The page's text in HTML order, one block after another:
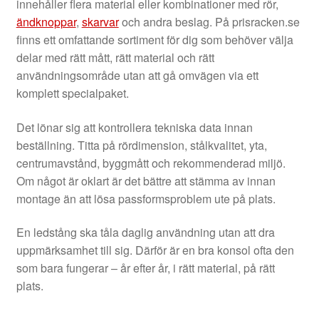
innehåller flera material eller kombinationer med rör,
ändknoppar, skarvaroch andra beslag. På prisracken.se
finns ett omfattande sortiment för dig som behöver välja
delar med rätt mått, rätt material och rätt
användningsområde utan att gå omvägen via ett
komplett specialpaket.
Det lönar sig att kontrollera tekniska data innan
beställning. Titta på rördimension, stålkvalitet, yta,
centrumavstånd, byggmått och rekommenderad miljö.
Om något är oklart är det bättre att stämma av innan
montage än att lösa passformsproblem ute på plats.
En ledstång ska tåla daglig användning utan att dra
uppmärksamhet till sig. Därför är en bra konsol ofta den
som bara fungerar – år efter år, i rätt material, på rätt
plats.